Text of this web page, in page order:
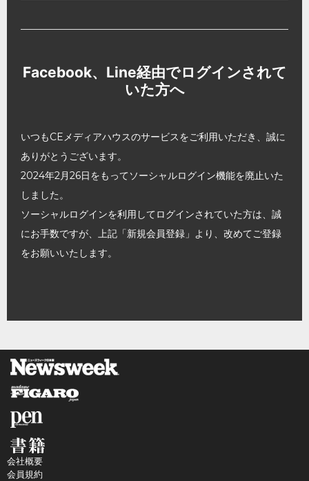
Facebook、Line経由でログインされて
いた方へ
いつもCEメディアハウスのサービスをご利用いただき、誠に
ありがとうございます。
2024年2月26日をもってソーシャルログイン機能を廃止いた
しました。
ソーシャルログインを利用してログインされていた方は、誠
にお手数ですが、上記「新規会員登録」より、改めてご登録
をお願いいたします。
会社概要
会員規約